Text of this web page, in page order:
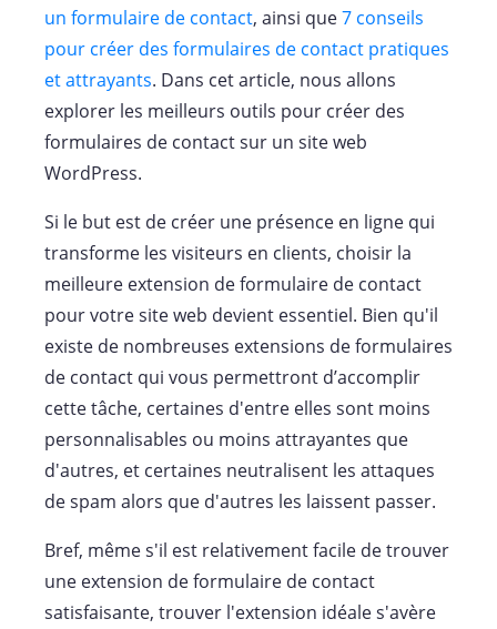
un formulaire de contact, ainsi que7 conseils
pour créer des formulaires de contact pratiques
et attrayants. Dans cet article, nous allons
explorer les meilleurs outils pour créer des
formulaires de contact sur un site web
WordPress.
Si le but est de créer une présence en ligne qui
transforme les visiteurs en clients, choisir la
meilleure extension de formulaire de contact
pour votre site web devient essentiel. Bien qu'il
existe de nombreuses extensions de formulaires
de contact qui vous permettront d’accomplir
cette tâche, certaines d'entre elles sont moins
personnalisables ou moins attrayantes que
d'autres, et certaines neutralisent les attaques
de spam alors que d'autres les laissent passer.
Bref, même s'il est relativement facile de trouver
une extension de formulaire de contact
satisfaisante, trouver l'extension idéale s'avère